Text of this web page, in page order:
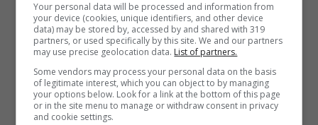
La vita privata di Antonella
Attili
Your personal data will be processed and information from
your device (cookies, unique identifiers, and other device
data) may be stored by, accessed by and shared with 319
partners, or used specifically by this site. We and our partners
may use precise geolocation data. List of partners.
Some vendors may process your personal data on the basis
of legitimate interest, which you can object to by managing
your options below. Look for a link at the bottom of this page
or in the site menu to manage or withdraw consent in privacy
and cookie settings.